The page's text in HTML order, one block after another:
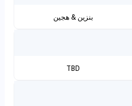
بنزين & هجين
TBD